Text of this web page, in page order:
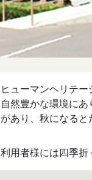
ヒューマンヘリテ
自然豊かな環境に
があり、秋になると
利用者様には四季折